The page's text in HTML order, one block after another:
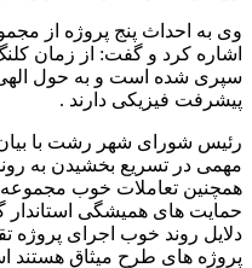
وی به احداث پنج پروژه از
اشاره کرد و گفت: از زمان
پیشرفت فیزیکی دارند .
رئیس شورای شهر رشت با
مهمی در تسریع بخشیدن به
همچنین تعاملات خوب مجموعه
حمایت های همیشگی استاندار
دلایل روند خوب اجرای
پروژه های طرح میثاق هستند